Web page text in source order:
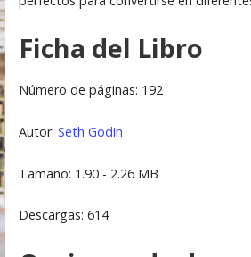
Ficha del Libro
Número de páginas: 192
Autor: Seth Godin
Tamaño: 1.90 - 2.26 MB
Descargas: 614